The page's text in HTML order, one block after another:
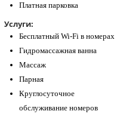
Платная парковка
Услуги:
Бесплатный Wi-Fi в номерах
Гидромассажная ванна
Массаж
Парная
Круглосуточное
обслуживание номеров